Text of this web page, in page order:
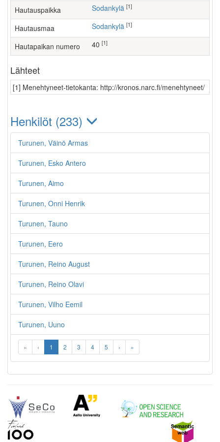
Hautauspaikka Sodankylä [1]
Hautausmaa Sodankylä [1]
Hautapaikan numero 40 [1]
Lähteet
[1] Menehtyneet-tietokanta: http://kronos.narc.fi/menehtyneet/
Henkilöt (233)
Turunen, Väinö Armas
Turunen, Esko Antero
Turunen, Aimo
Turunen, Onni Henrik
Turunen, Tauno
Turunen, Eero
Turunen, Reino August
Turunen, Reino Olavi
Turunen, Vilho Eemil
Turunen, Uuno
« ‹ 1 2 3 4 5 › »